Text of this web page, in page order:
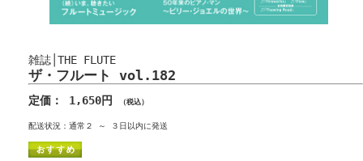
雑誌│THE FLUTE
ザ・フルート vol.182
定価： 1,650円 （税込）
配送状況：通常２ ～ ３日以内に発送